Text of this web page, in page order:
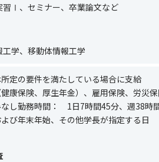
習Ⅰ、セミナー、卒業論文など
学、移動体情報工学
定の要件を満たしている場合に支給
康保険、厚生年金）、雇用保険、労災
し勤務時間： 1日7時間45分、週38時
び年末年始、その他学長が指定する日